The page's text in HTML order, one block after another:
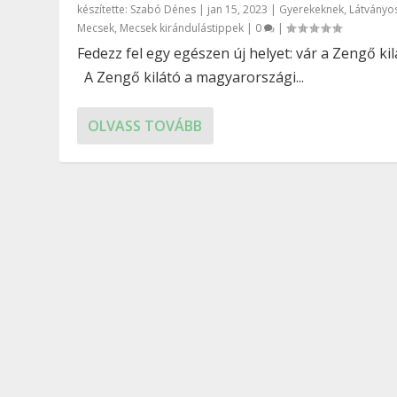
készítette: Szabó Dénes | jan 15, 2023 | Gyerekeknek,
Mecsek, Mecsek kirándulástippek | 0 |
Fedezz fel egy egészen új helyet: vár a Zengő
A Zengő kilátó a magyarországi...
OLVASS TOVÁBB